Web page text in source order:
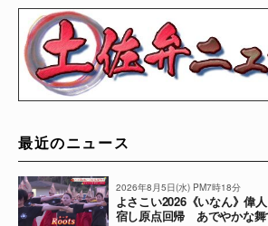
最近のニュース
2026年8月5日(水) PM7時18分
よさこい2026《いなん》偉
宿し原点回帰 あでやかな舞